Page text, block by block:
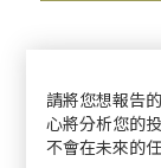
請將您想報告
心將分析您的
不會在未來的